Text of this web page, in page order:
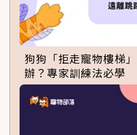
狗狗「拒走寵物樓梯
辦？專家訓練法必學